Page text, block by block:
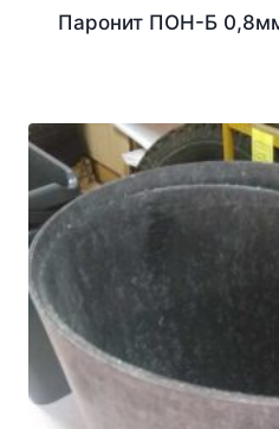
Паронит ПОН-Б